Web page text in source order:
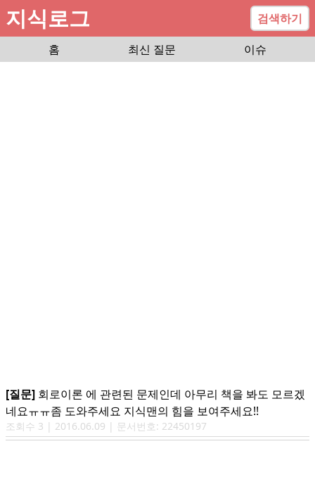
지식로그
검색하기
홈
최신 질문 이슈
[질문] 회로이론 에 관련된 문제인데 아무리 책을 봐도 모르겠
네요ㅠㅠ좀 도와주세요 지식맨의 힘을 보여주세요!!
조회수 3 | 2016.06.09 | 문서번호: 22450197